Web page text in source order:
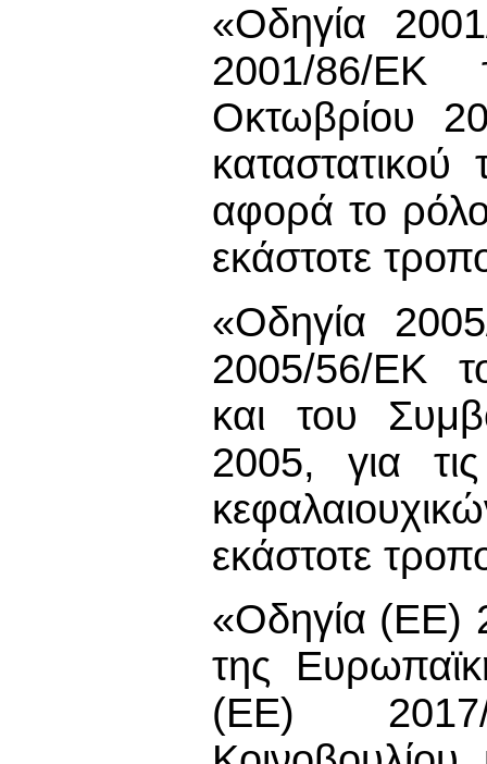
«Οδηγία
2001/86/ΕΚ
Οκτωβρίου
αφορά το
εκάστοτε
«Οδηγία
2005/56/ΕΚ
και του
2005, για
εκάστοτε
«Οδηγία (ΕΕ)
της
(ΕΕ)